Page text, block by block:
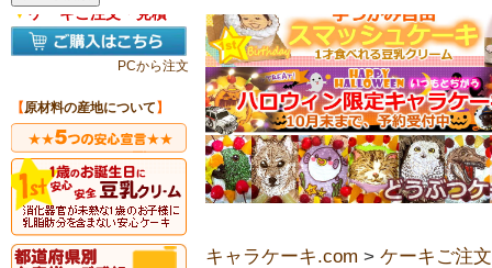
▼ケーキご注文・見積
PCから注文
【原材料の産地について 】
キャラケーキ.com > ケーキご注